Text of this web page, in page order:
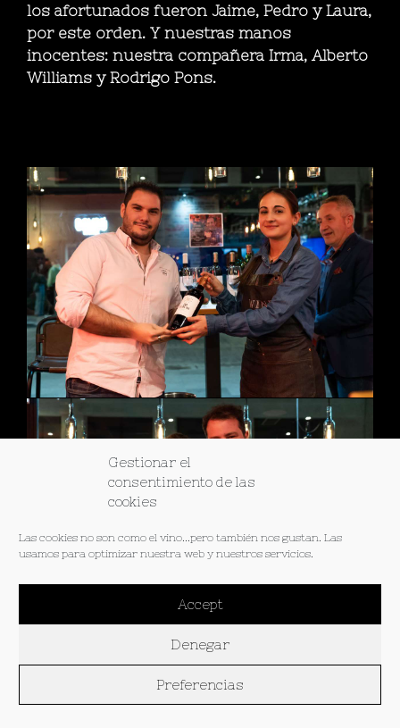
Gestionar el
consentimiento de las
cookies
Las cookies no son como el vino...pero también nos gustan. Las
usamos para optimizar nuestra web y nuestros servicios.
Accept
Denegar
Preferencias
los afortunados fueron Jaime, Pedro y Laura,
por este orden. Y nuestras manos
inocentes: nuestra compañera Irma, Alberto
Williams y Rodrigo Pons.